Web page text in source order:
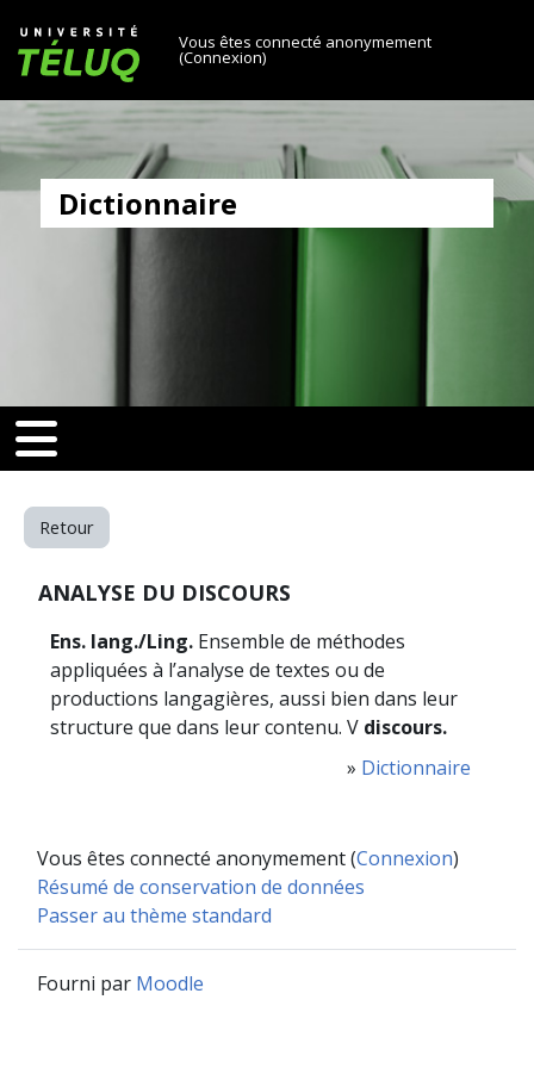
Université TÉLUQ
Vous êtes connecté anonymement
(Connexion)
Dictionnaire
[[nav-toggle]]
toggle]]
Retour
ANALYSE DU DISCOURS
Ens. lang./Ling. Ensemble de méthodes
appliquées à l’analyse de textes ou de
productions langagières, aussi bien dans leur
structure que dans leur contenu. V discours.
» Dictionnaire
Vous êtes connecté anonymement (Connexion)
Résumé de conservation de données
Passer au thème standard
Fourni par Moodle